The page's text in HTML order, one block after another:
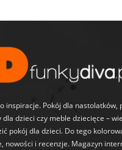
inspiracje. Pokój dla nastolatków,
dzieci czy meble dziecięce –
pokój dla dzieci. Do tego
nowości i recenzje. Magazyn